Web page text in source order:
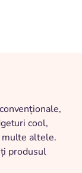
cool,
multe altele.
produsul